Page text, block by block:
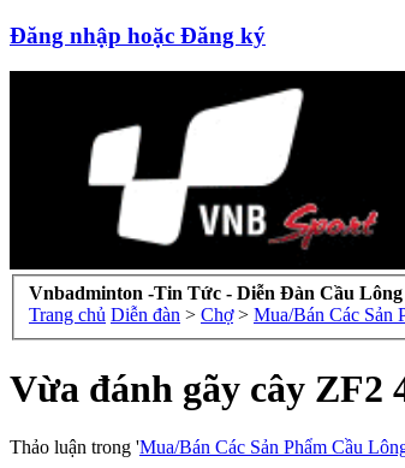
Đăng nhập hoặc Đăng ký
Vnbadminton -Tin Tức - Diễn Đàn Cầu
Trang chủ Diễn đàn > Chợ > Mua/Bán Các Sản
Vừa đánh gãy cây ZF2
Thảo luận trong 'Mua/Bán Các Sản Phẩm Cầu